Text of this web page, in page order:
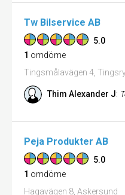
Tw Bilservice AB
5.0
1 omdöme
Tingsmålavägen 4,
Thim Alexander J:
Peja Produkter AB
5.0
1 omdöme
Hagavägen 8, Askersund